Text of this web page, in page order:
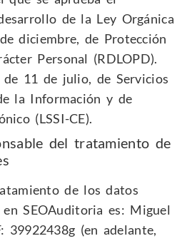
de la Ley Orgánica
diciembre, de Protección
Personal (RDLOPD).
de 11 de julio, de Servicios
la Información y de
(LSSI-CE).
del tratamiento de
de los datos
SEOAuditoria es: Miguel
39922438g (en adelante,